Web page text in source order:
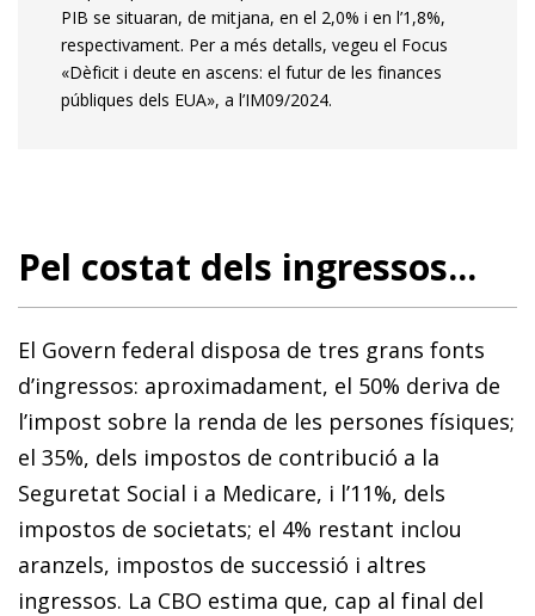
PIB se situaran, de mitjana, en el 2,0% i en l’1,8%,
respectivament. Per a més detalls, vegeu el Focus
«Dèficit i deute en ascens: el futur de les finances
públiques dels EUA», a l’IM09/2024.
Pel costat dels ingressos...
El Govern federal disposa de tres grans fonts
d’ingressos: aproximadament, el 50% deriva de
l’impost sobre la renda de les persones físiques;
el 35%, dels impostos de contribució a la
Seguretat Social i a Medicare, i l’11%, dels
impostos de societats; el 4% restant inclou
aranzels, impostos de successió i altres
ingressos. La CBO estima que, cap al final del